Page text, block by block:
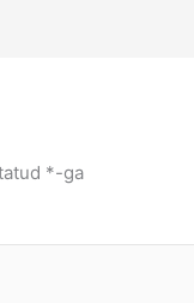
*-ga